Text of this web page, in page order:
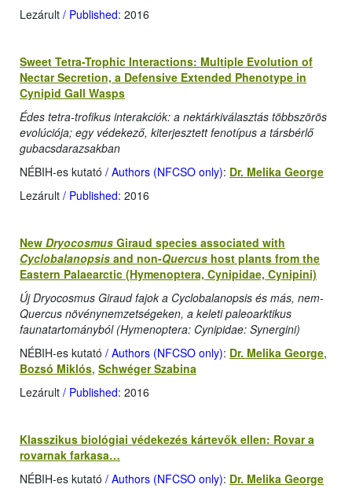
Lezárult / Published: 2016
Sweet Tetra-Trophic Interactions: Multiple Evolution of
Nectar Secretion, a Defensive Extended Phenotype in
Cynipid Gall Wasps
Édes tetra-trofikus interakciók: a nektárkiválasztás többszörös
evolúciója; egy védekező, kiterjesztett fenotípus a társbérlő
gubacsdarazsakban
NÉBIH-es kutató / Authors (NFCSO only): Dr. Melika George
Lezárult / Published: 2016
New Dryocosmus Giraud species associated with
Cyclobalanopsis and non-Quercus host plants from the
Eastern Palaearctic (Hymenoptera, Cynipidae, Cynipini)
Új Dryocosmus Giraud fajok a Cyclobalanopsis és más, nem-
Quercus növénynemzetségeken, a keleti paleoarktikus
faunatartományból (Hymenoptera: Cynipidae: Synergini)
NÉBIH-es kutató / Authors (NFCSO only): Dr. Melika George,
Bozsó Miklós, Schwéger Szabina
Lezárult / Published: 2016
Klasszikus biológiai védekezés kártevők ellen: Rovar a
rovarnak farkasa…
NÉBIH-es kutató / Authors (NFCSO only): Dr. Melika George